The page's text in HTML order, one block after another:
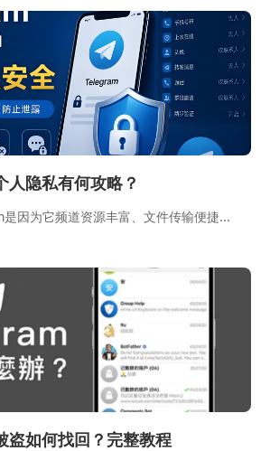
隐私有何攻略？
因为它频道资源丰富、文件传输便捷...
如何找回？完整教程